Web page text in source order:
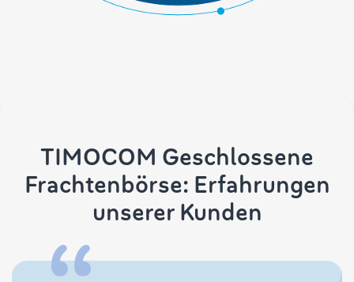
TIMOCOM Geschlossene
Frachtenbörse: Erfahrungen
unserer Kunden